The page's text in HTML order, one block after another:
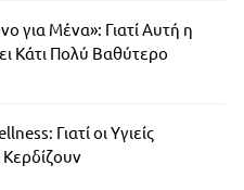
για Μένα»: Γιατί Αυτή η
Κάτι Πολύ Βαθύτερο
Γιατί οι Υγιείς